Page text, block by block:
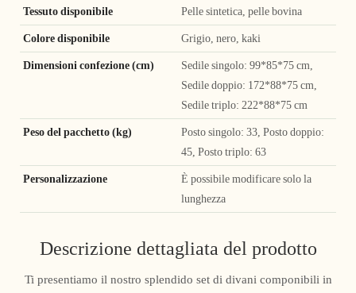
Tessuto disponibile Pelle sintetica, pelle bovina
Colore disponibile Grigio, nero, kaki
Dimensioni confezione (cm)
Sedile singolo: 99*85*75 cm,
Sedile doppio: 172*88*75 cm,
Sedile triplo: 222*88*75 cm
Peso del pacchetto (kg)
Posto singolo: 33, Posto doppio:
45, Posto triplo: 63
Personalizzazione
È possibile modificare solo la
lunghezza
Descrizione dettagliata del prodotto
Ti presentiamo il nostro splendido set di divani componibili in